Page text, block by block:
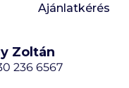
Ajánlatkérés
Zoltán
236 6567